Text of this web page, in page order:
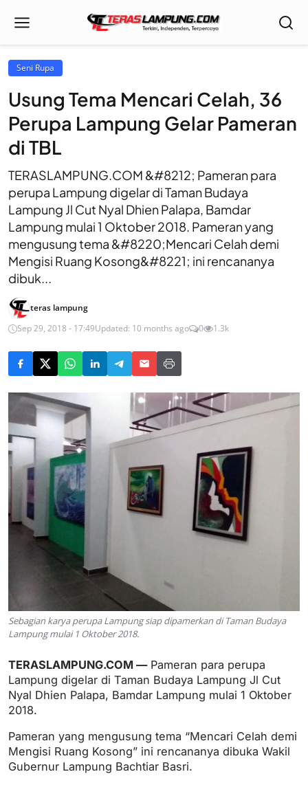
Seni Rupa
Usung Tema Mencari Celah, 36
Perupa Lampung Gelar Pameran
di TBL
TERASLAMPUNG.COM &#8212; Pameran para
perupa Lampung digelar di Taman Budaya
Lampung Jl Cut Nyal Dhien Palapa, Bamdar
Lampung mulai 1 Oktober 2018. Pameran yang
mengusung tema &#8220;Mencari Celah demi
Mengisi Ruang Kosong&#8221; ini rencananya
dibuk...
teras lampung
Sep 29, 2018 - 17:49Updated: 10 months ago 0 1.3k
Sebagian karya perupa Lampung siap dipamerkan di Taman Budaya
Lampung mulai 1 Oktober 2018.
TERASLAMPUNG.COM —Pameran para perupa
Lampung digelar di Taman Budaya Lampung Jl Cut
Nyal Dhien Palapa, Bamdar Lampung mulai 1 Oktober
2018.
Pameran yang mengusung tema “Mencari Celah demi
Mengisi Ruang Kosong” ini rencananya dibuka Wakil
Gubernur Lampung Bachtiar Basri.